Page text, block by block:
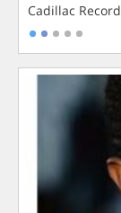
Cadillac